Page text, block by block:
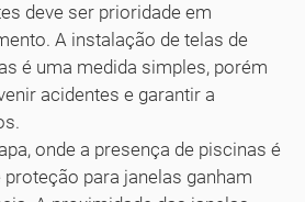
deve ser prioridade em
A instalação de telas de
é uma medida simples, porém
acidentes e garantir a
onde a presença de piscinas é
para janelas ganham